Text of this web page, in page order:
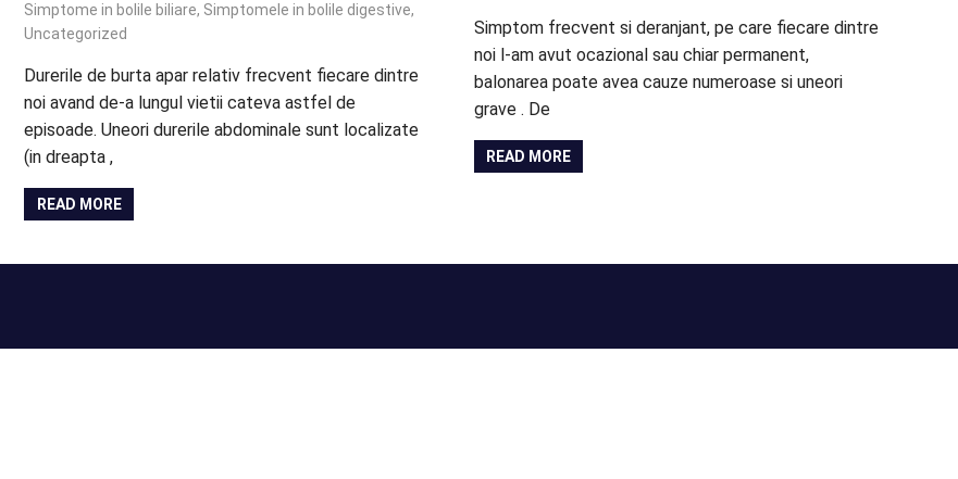
Simptome in bolile biliare, Simptomele in bolile digestive,
Uncategorized
Durerile de burta apar relativ frecvent fiecare dintre
noi avand de-a lungul vietii cateva astfel de
episoade. Uneori durerile abdominale sunt localizate
(in dreapta ,
READ MORE
Simptom frecvent si deranjant, pe care fiecare dintre
noi l-am avut ocazional sau chiar permanent,
balonarea poate avea cauze numeroase si uneori
grave . De
READ MORE